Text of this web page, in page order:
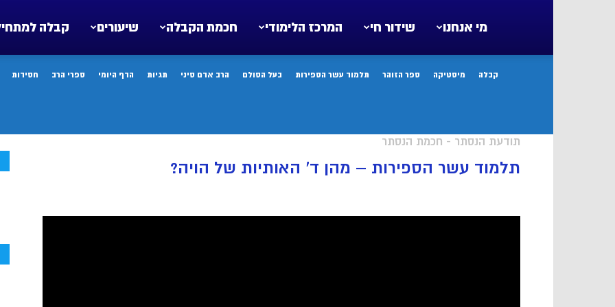
קבלה שיעורים חכמת הקבלה המרכז הלימודי שידור חי מי אנחנו
קבלה מיסטיקה ספר הזוהר תלמוד עשר הספירות בעל הסולם הרב אדם סיני תגיות הדף היומי ספרי הרב חסידות
תודעת הנסתר - חכמת הנסתר
תלמוד עשר הספירות – מהן ד’ האותיות של הויה?